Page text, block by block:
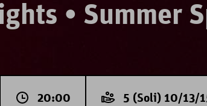
• Summer
20:00 5 (Soli) 10/13/